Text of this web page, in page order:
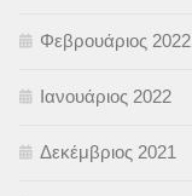
Φεβρουάριος 2022
Ιανουάριος 2022
Δεκέμβριος 2021